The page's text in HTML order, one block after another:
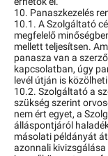
10. Panaszkezelés
10.1. A Szolgáltató
megfelelő
mellett teljesítsen.
panasza van a
kapcsolatban, úgy
levél útján is
10.2. Szolgáltató a
szükség szerint
nem ért egyet, a
álláspontjáról
másolati példányát
azonnali